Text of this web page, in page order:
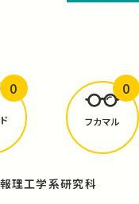
ましたか？
0
フカマル
0
理工学系研究科